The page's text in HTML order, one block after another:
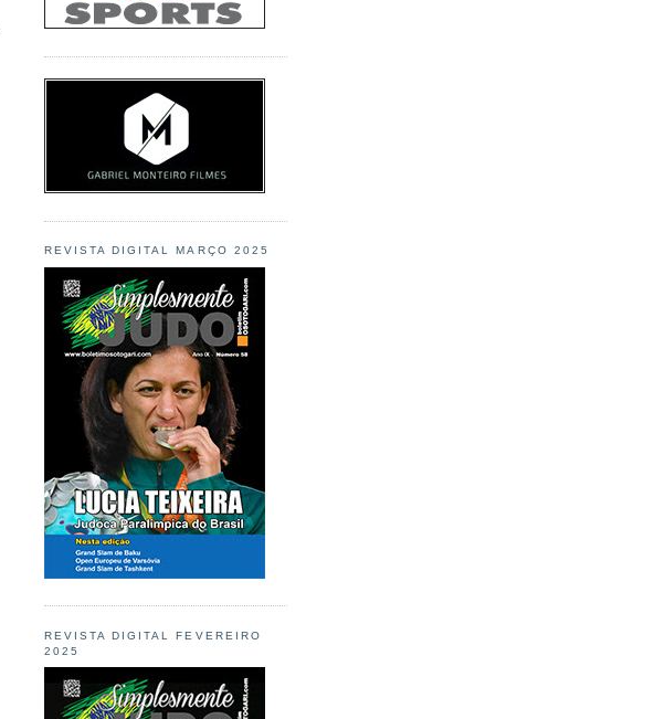
REVISTA DIGITAL MARÇO 2025
REVISTA DIGITAL FEVEREIRO
2025